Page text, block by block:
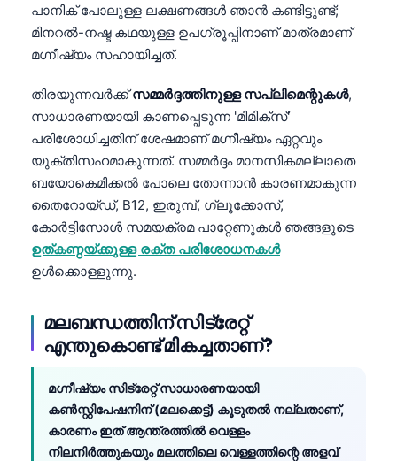
പാനിക് പോലുള്ള ലക്ഷണങ്ങൾ ഞാൻ കണ്ടിട്ടുണ്ട്;
മിനറൽ-നഷ്ട കഥയുള്ള ഉപഗ്രൂപ്പിനാണ് മാത്രമാണ്
മഗ്നീഷ്യം സഹായിച്ചത്.
തിരയുന്നവർക്ക്സമ്മർദ്ദത്തിനുള്ള സപ്ലിമെന്റുകൾ,
സാധാരണയായി കാണപ്പെടുന്ന 'മിമിക്സ്'
പരിശോധിച്ചതിന് ശേഷമാണ് മഗ്നീഷ്യം ഏറ്റവും
യുക്തിസഹമാകുന്നത്. സമ്മർദ്ദം മാനസികമല്ലാതെ
ബയോകെമിക്കൽ പോലെ തോന്നാൻ കാരണമാകുന്ന
തൈറോയ്ഡ്, B12, ഇരുമ്പ്, ഗ്ലൂക്കോസ്,
കോർട്ടിസോൾ സമയക്രമ പാറ്റേണുകൾ ഞങ്ങളുടെ
ഉത്കണ്ഠയ്ക്കുള്ള രക്ത പരിശോധനകൾ
ഉൾക്കൊള്ളുന്നു.
മലബന്ധത്തിന് സിട്രേറ്റ്
എന്തുകൊണ്ട് മികച്ചതാണ്?
മഗ്നീഷ്യം സിട്രേറ്റ് സാധാരണയായി
കൺസ്റ്റിപേഷനിന് (മലക്കെട്ട്) കൂടുതൽ നല്ലതാണ്,
കാരണം ഇത് ആന്ത്രത്തിൽ വെള്ളം
നിലനിർത്തുകയും മലത്തിലെ വെള്ളത്തിന്റെ അളവ്